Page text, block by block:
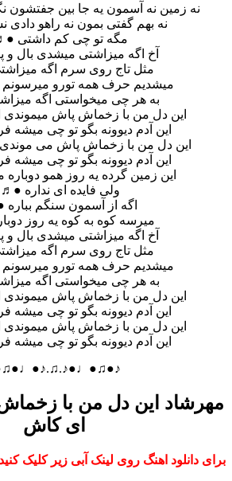
نه زمین نه آسمون یه جا بین
نه بهم گفتی بمون نه راهو
مگه تو چی کم داشتی
آخ اگه میزاشتی میشدی بال
مثل تاج روی سرم اگه
میشدیم حرف همه تورو
به هر چی میخواستی اگه
این دل من با زخماش پاش
این آدم دیوونه بگو تو چی
این دل من با زخماش پاش می
این آدم دیوونه بگو تو چی
این زمین گرده یه روز همو
ولی فایده ای نداره
اگه از آسمون سنگم
میرسه کوه به کوه یه روز
آخ اگه میزاشتی میشدی بال
مثل تاج روی سرم اگه
میشدیم حرف همه تورو
به هر چی میخواستی اگه
این دل من با زخماش پاش
این آدم دیوونه بگو تو چی
این دل من با زخماش پاش
این آدم دیوونه بگو تو چی
مهرشاد این دل من با
ای کاش
برای دانلود اهنگ روی لینک آبی زیر کلیک کنید